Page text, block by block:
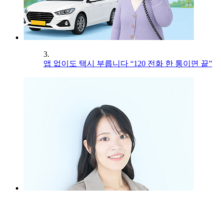
3.
앱 없이도 택시 부릅니다 “120 전화 한 통이면 끝”